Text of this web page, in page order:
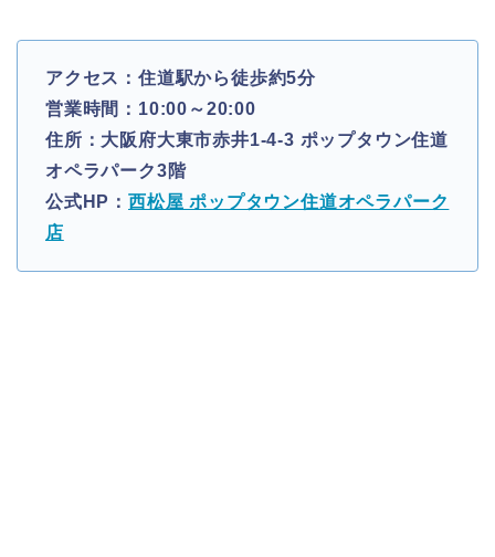
アクセス：住道駅から徒歩約5分
営業時間：10:00～20:00
住所：大阪府大東市赤井1-4-3 ポップタウン住道
オペラパーク3階
公式HP： 西松屋 ポップタウン住道オペラパーク
店